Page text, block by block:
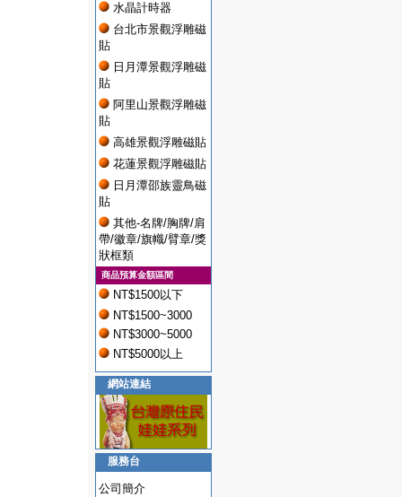
水晶計時器
台北市景觀浮雕磁
貼
日月潭景觀浮雕磁
貼
阿里山景觀浮雕磁
貼
高雄景觀浮雕磁貼
花蓮景觀浮雕磁貼
日月潭邵族靈鳥磁
貼
其他-名牌/胸牌/肩
帶/徽章/旗幟/臂章/獎
狀框類
商品預算金額區間
NT$1500以下
NT$1500~3000
NT$3000~5000
NT$5000以上
網站連結
服務台
公司簡介